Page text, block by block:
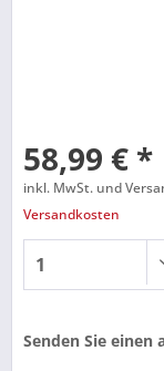
58,99 € *
inkl. MwSt. und
Versandkosten
Senden Sie einen